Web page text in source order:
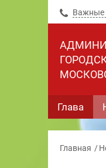
Важные
Глава
Главная